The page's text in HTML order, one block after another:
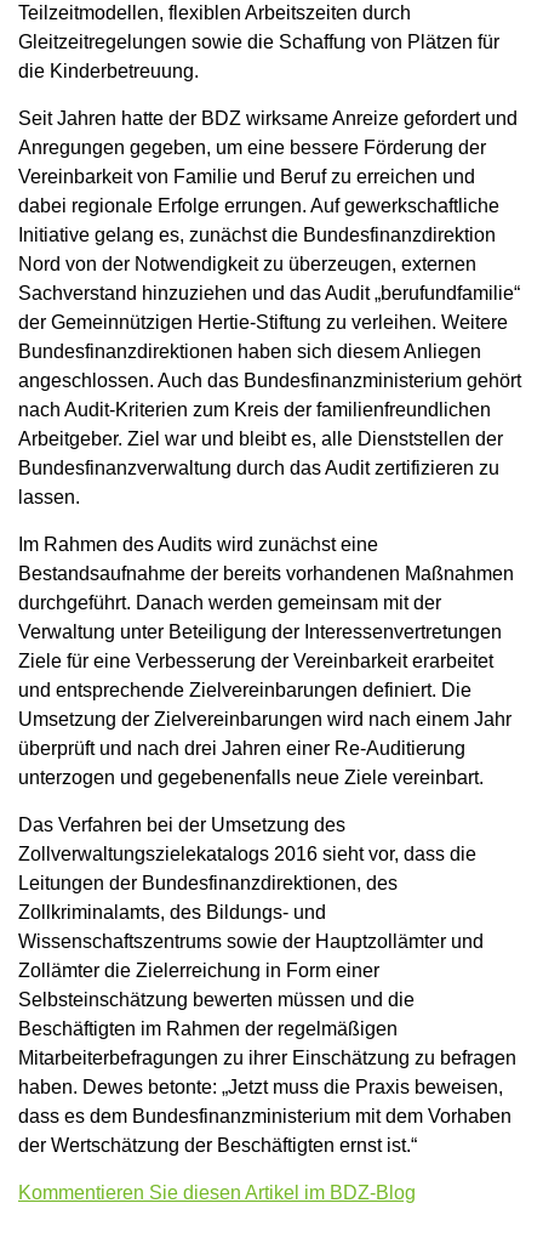
Teilzeitmodellen, flexiblen Arbeitszeiten durch
Gleitzeitregelungen sowie die Schaffung von Plätzen für
die Kinderbetreuung.
Seit Jahren hatte der BDZ wirksame Anreize gefordert und
Anregungen gegeben, um eine bessere Förderung der
Vereinbarkeit von Familie und Beruf zu erreichen und
dabei regionale Erfolge errungen. Auf gewerkschaftliche
Initiative gelang es, zunächst die Bundesfinanzdirektion
Nord von der Notwendigkeit zu überzeugen, externen
Sachverstand hinzuziehen und das Audit „berufundfamilie“
der Gemeinnützigen Hertie-Stiftung zu verleihen. Weitere
Bundesfinanzdirektionen haben sich diesem Anliegen
angeschlossen. Auch das Bundesfinanzministerium gehört
nach Audit-Kriterien zum Kreis der familienfreundlichen
Arbeitgeber. Ziel war und bleibt es, alle Dienststellen der
Bundesfinanzverwaltung durch das Audit zertifizieren zu
lassen.
Im Rahmen des Audits wird zunächst eine
Bestandsaufnahme der bereits vorhandenen Maßnahmen
durchgeführt. Danach werden gemeinsam mit der
Verwaltung unter Beteiligung der Interessenvertretungen
Ziele für eine Verbesserung der Vereinbarkeit erarbeitet
und entsprechende Zielvereinbarungen definiert. Die
Umsetzung der Zielvereinbarungen wird nach einem Jahr
überprüft und nach drei Jahren einer Re-Auditierung
unterzogen und gegebenenfalls neue Ziele vereinbart.
Das Verfahren bei der Umsetzung des
Zollverwaltungszielekatalogs 2016 sieht vor, dass die
Leitungen der Bundesfinanzdirektionen, des
Zollkriminalamts, des Bildungs- und
Wissenschaftszentrums sowie der Hauptzollämter und
Zollämter die Zielerreichung in Form einer
Selbsteinschätzung bewerten müssen und die
Beschäftigten im Rahmen der regelmäßigen
Mitarbeiterbefragungen zu ihrer Einschätzung zu befragen
haben. Dewes betonte: „Jetzt muss die Praxis beweisen,
dass es dem Bundesfinanzministerium mit dem Vorhaben
der Wertschätzung der Beschäftigten ernst ist.“
Kommentieren Sie diesen Artikel im BDZ-Blog